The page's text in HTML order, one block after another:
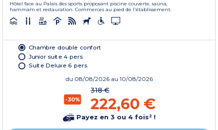
Hôtel face au Palais des sports proposant piscine couverte, sauna,
hammam et restauration. Commerces au pied de l'établissement.
Chambre double confort
Junior suite 4 pers
Suite Deluxe 6 pers.
du 08/08/2026 au 10/08/2026
-30%
318 €
222,60 €
Payez en 3 ou 4 fois² !